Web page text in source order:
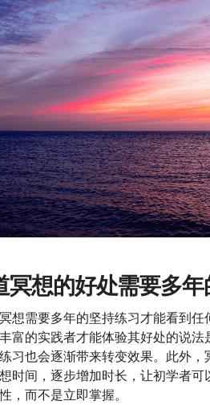
冥想的好处需要多年
想需要多年的坚持练习才能看到
富的实践者才能体验其好处的说
习也会逐渐带来转变效果。此外
时间，逐步增加时长，让初学者
，而不是立即掌握。